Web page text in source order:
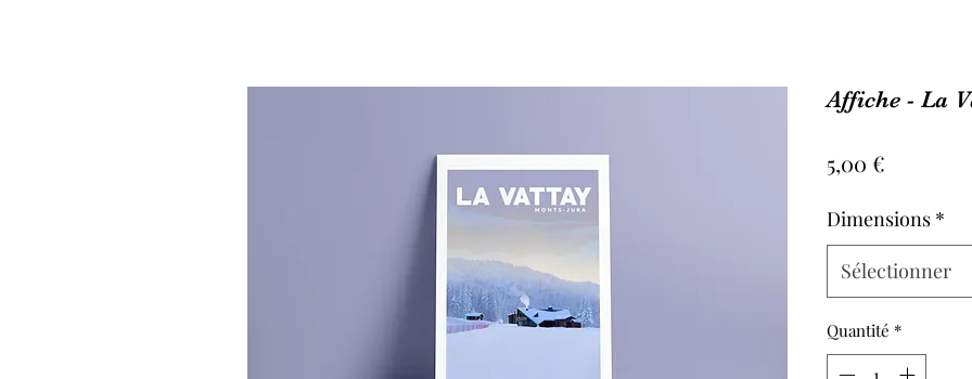
Affiche - La
5,00 €
Dimensions *
Sélectionner
Quantité *